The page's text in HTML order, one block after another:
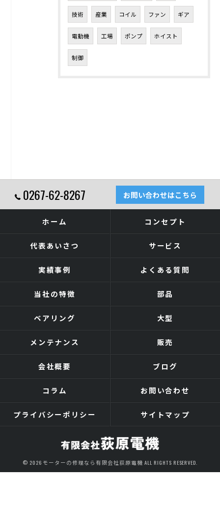
技術 産業 コイル ファン ギア
電動機 工場 ポンプ ホイスト
制御
0267-62-8267 お問い合わせはこちら
ホーム コンセプト
代表あいさつ サービス
実績事例 よくある質問
当社の特徴 部品
ベアリング 大型
メンテナンス 販売
会社概要 ブログ
コラム お問い合わせ
プライバシーポリシー サイトマップ
© 2026 モーターの修理なら有限会社荻原電機 ALL RIGHTS RESERVED.